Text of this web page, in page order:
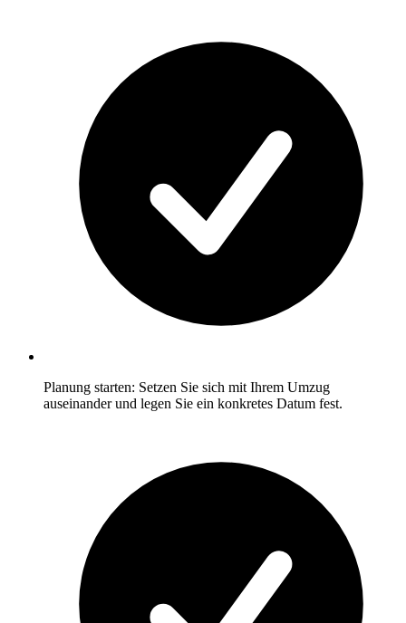
Planung starten: Setzen Sie sich mit Ihrem Umzug
auseinander und legen Sie ein konkretes Datum fest.